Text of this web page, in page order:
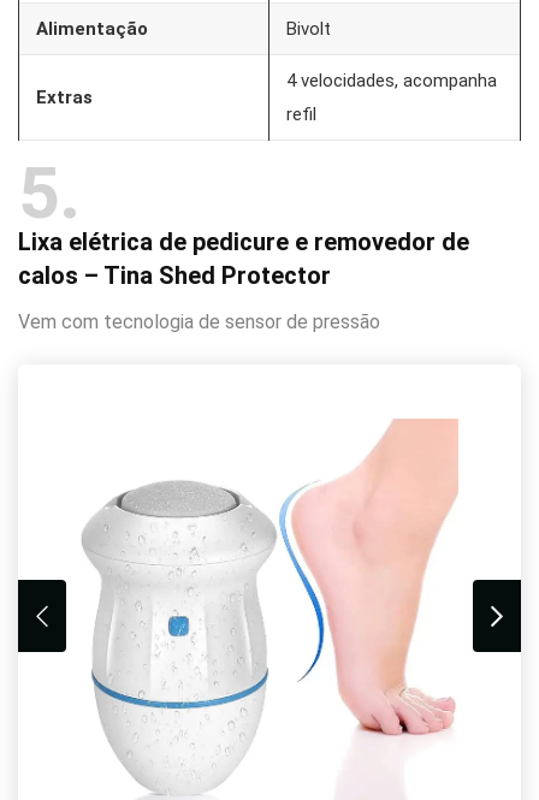
Alimentação Bivolt
Extras
4 velocidades, acompanha
refil
5
Lixa elétrica de pedicure e removedor de
calos – Tina Shed Protector
Vem com tecnologia de sensor de pressão